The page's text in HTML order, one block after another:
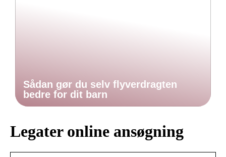
Sådan gør du selv flyverdragten
bedre for dit barn
Legater online ansøgning